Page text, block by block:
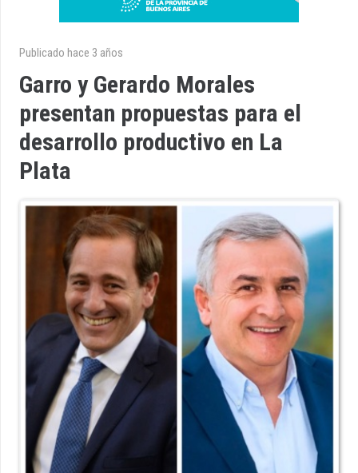
Publicado hace 3 años
Garro y Gerardo Morales
presentan propuestas para el
desarrollo productivo en La
Plata